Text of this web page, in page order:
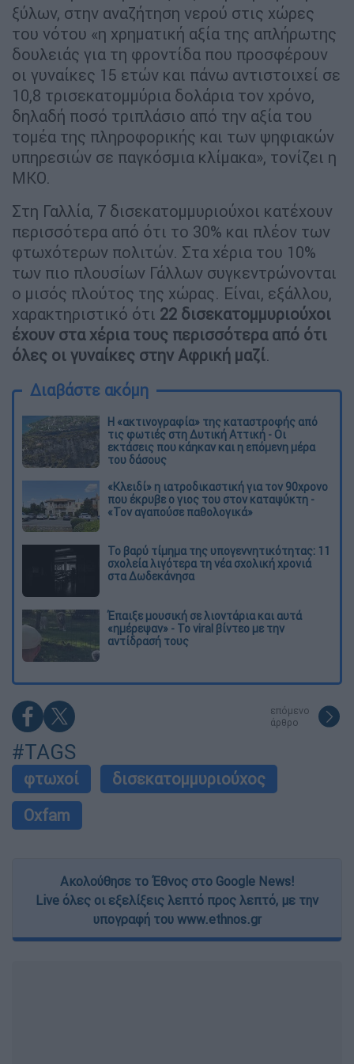
ξύλων, στην αναζήτηση νερού στις χώρες
του νότου «η χρηματική αξία της απλήρωτης
δουλειάς για τη φροντίδα που προσφέρουν
οι γυναίκες 15 ετών και πάνω αντιστοιχεί σε
10,8 τρισεκατομμύρια δολάρια τον χρόνο,
δηλαδή ποσό τριπλάσιο από την αξία του
τομέα της πληροφορικής και των ψηφιακών
υπηρεσιών σε παγκόσμια κλίμακα», τονίζει η
ΜΚΟ.
Στη Γαλλία, 7 δισεκατομμυριούχοι κατέχουν
περισσότερα από ότι το 30% και πλέον των
φτωχότερων πολιτών. Στα χέρια του 10%
των πιο πλουσίων Γάλλων συγκεντρώνονται
ο μισός πλούτος της χώρας. Είναι, εξάλλου,
χαρακτηριστικό ότι 22 δισεκατομμυριούχοι
έχουν στα χέρια τους περισσότερα από ότι
όλες οι γυναίκες στην Αφρική μαζί.
Διαβάστε ακόμη
Η «ακτινογραφία» της καταστροφής από
τις φωτιές στη Δυτική Αττική - Οι
εκτάσεις που κάηκαν και η επόμενη μέρα
του δάσους
«Κλειδί» η ιατροδικαστική για τον 90χρονο
που έκρυβε ο γιος του στον καταψύκτη -
«Τον αγαπούσε παθολογικά»
Το βαρύ τίμημα της υπογεννητικότητας: 11
σχολεία λιγότερα τη νέα σχολική χρονιά
στα Δωδεκάνησα
Έπαιξε μουσική σε λιοντάρια και αυτά
«ημέρεψαν» - Το viral βίντεο με την
αντίδρασή τους
επόμενο
άρθρο
#TAGS
φτωχοί
δισεκατομμυριούχος
Oxfam
Ακολούθησε το Έθνος στο Google News!
Live όλες οι εξελίξεις λεπτό προς λεπτό, με την
υπογραφή του www.ethnos.gr